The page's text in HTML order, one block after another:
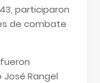
participaron
de combate
Rangel